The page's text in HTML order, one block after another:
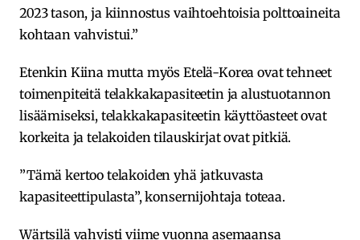
2023 tason, ja kiinnostus vaihtoehtoisia polttoaineita
kohtaan vahvistui.”
Etenkin Kiina mutta myös Etelä-Korea ovat tehneet
toimenpiteitä telakkakapasiteetin ja alustuotannon
lisäämiseksi, telakkakapasiteetin käyttöasteet ovat
korkeita ja telakoiden tilauskirjat ovat pitkiä.
”Tämä kertoo telakoiden yhä jatkuvasta
kapasiteettipulasta”, konsernijohtaja toteaa.
Wärtsilä vahvisti viime vuonna asemaansa